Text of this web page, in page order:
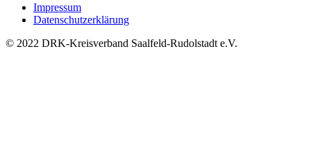
Impressum
Datenschutzerklärung
© 2022 DRK-Kreisverband Saalfeld-Rudolstadt e.V.